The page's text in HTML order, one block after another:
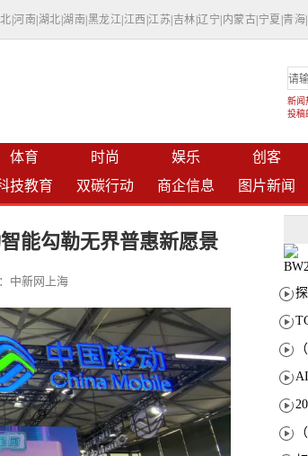
|河南 湖北 |湖南 黑龙江 江西 江苏 吉林 |辽宁 内蒙古 宁夏 青海
新闻
投稿
体育 时尚 娱乐 创客
技教育 双碳行动 商企信息 图片新闻
能勾勒无界普惠新愿景
中新网上海